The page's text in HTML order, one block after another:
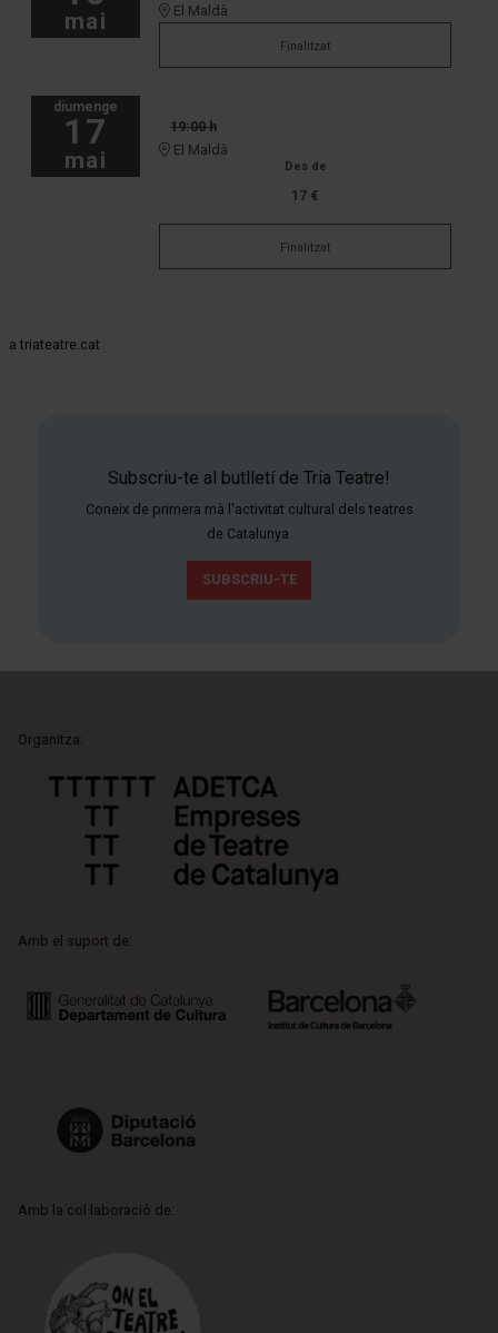
mai
El Maldà
Finalitzat
diumenge
17
mai
19:00 h
El Maldà
Des de
17 €
Finalitzat
a triateatre.cat
Subscriu-te al butlletí de Tria Teatre!
Coneix de primera mà l'activitat cultural dels teatres
de Catalunya.
SUBSCRIU-TE
Organitza:
Amb el suport de:
Amb la col·laboració de: